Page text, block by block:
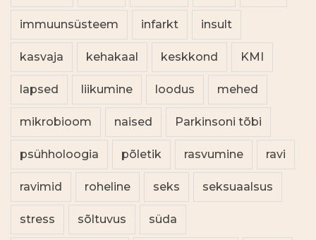
immuunsüsteem infarkt insult
kasvaja kehakaal keskkond KMI
lapsed liikumine loodus mehed
mikrobioom naised Parkinsoni tõbi
psühholoogia põletik rasvumine ravi
ravimid roheline seks seksuaalsus
stress sõltuvus süda